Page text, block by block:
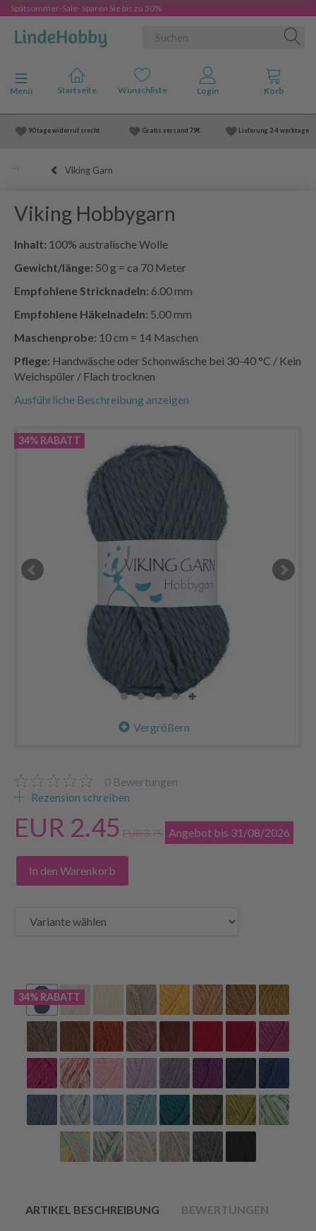
Spätsommer-Sale- Sparen Sie bis zu 50%
Anzeige ändern
Menü
90 tage widerruf srecht Gratis versand 79€ Lieferung 2-4 werktage
Viking Garn
Viking Hobbygarn
Inhalt: 100% australische Wolle
Gewicht/länge: 50 g = ca 70 Meter
Empfohlene Stricknadeln: 6.00 mm
Empfohlene Häkelnadeln: 5.00 mm
Maschenprobe: 10 cm = 14 Maschen
Pflege: Handwäsche oder Schonwäsche bei 30-40 °C / Kein
Weichspüler / Flach trocknen
Ausführliche Beschreibung anzeigen
34% RABATT
Vergrößern
0 Bewertungen
Rezension schreiben
EUR 2.45 EUR 3.75 Angebot bis 31/08/2026
In den Warenkorb
34% RABATT
ARTIKEL BESCHREIBUNG BEWERTUNGEN